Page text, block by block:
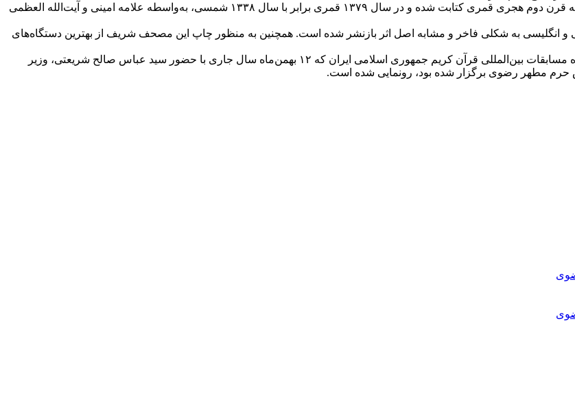
انگلیسی به شکلی فاخر و مشابه اصل اثر بازنشر شده است. همچنین به منظور چاپ این مصحف شریف از بهترین دستگاه‌های
حرم مطهر رضوی برگزار شده بود، رونمایی شده است.